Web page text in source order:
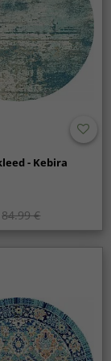
- Kebira
84.99 €